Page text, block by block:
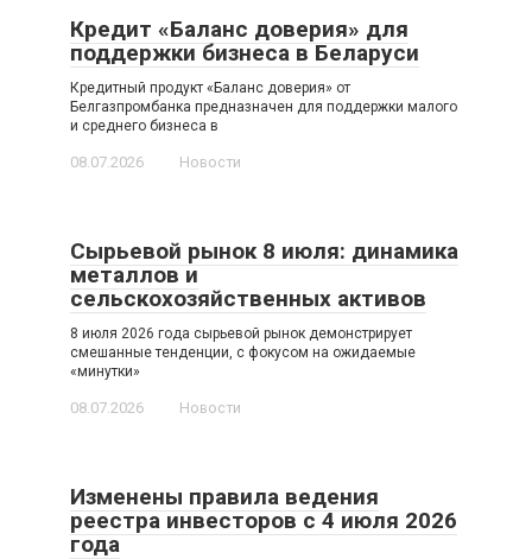
Кредит «Баланс доверия» для
поддержки бизнеса в Беларуси
Кредитный продукт «Баланс доверия» от
Белгазпромбанка предназначен для поддержки малого
и среднего бизнеса в
08.07.2026 Новости
Сырьевой рынок 8 июля: динамика
металлов и
сельскохозяйственных активов
8 июля 2026 года сырьевой рынок демонстрирует
смешанные тенденции, с фокусом на ожидаемые
«минутки»
08.07.2026 Новости
Изменены правила ведения
реестра инвесторов с 4 июля 2026
года